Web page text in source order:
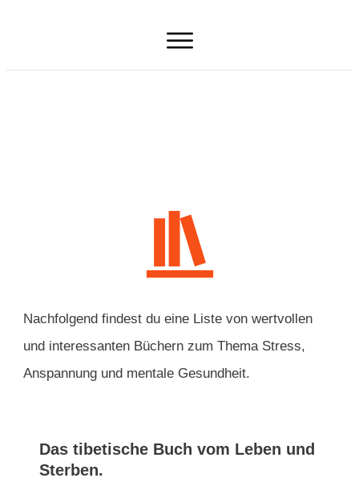
Nachfolgend findest du eine Liste von wertvollen
und interessanten Büchern zum Thema Stress,
Anspannung und mentale Gesundheit.
Das tibetische Buch vom Leben und
Sterben.